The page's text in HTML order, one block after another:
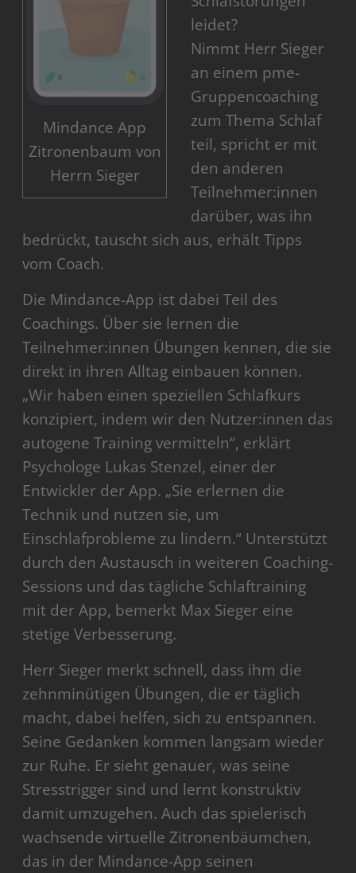
Mindance App
Zitronenbaum von
Herrn Sieger
leidet?
Nimmt Herr Sieger
an einem pme-
Gruppencoaching
zum Thema Schlaf
teil, spricht er mit
den anderen
Teilnehmer:innen
darüber, was ihn
bedrückt, tauscht sich aus, erhält Tipps
vom Coach.
Die Mindance-App ist dabei Teil des
Coachings. Über sie lernen die
Teilnehmer:innen Übungen kennen, die sie
direkt in ihren Alltag einbauen können.
„Wir haben einen speziellen Schlafkurs
konzipiert, indem wir den Nutzer:innen das
autogene Training vermitteln“, erklärt
Psychologe Lukas Stenzel, einer der
Entwickler der App. „Sie erlernen die
Technik und nutzen sie, um
Einschlafprobleme zu lindern.“ Unterstützt
durch den Austausch in weiteren Coaching-
Sessions und das tägliche Schlaftraining
mit der App, bemerkt Max Sieger eine
stetige Verbesserung.
Herr Sieger merkt schnell, dass ihm die
zehnminütigen Übungen, die er täglich
macht, dabei helfen, sich zu entspannen.
Seine Gedanken kommen langsam wieder
zur Ruhe. Er sieht genauer, was seine
Stresstrigger sind und lernt konstruktiv
damit umzugehen. Auch das spielerisch
wachsende virtuelle Zitronenbäumchen,
das in der Mindance-App seinen